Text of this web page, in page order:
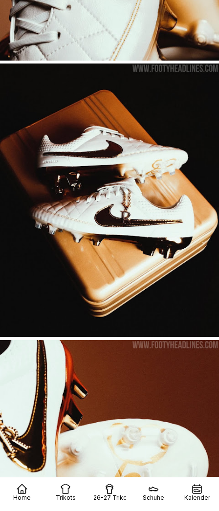
Home Trikots 26-27 Trikots Schuhe Kalender